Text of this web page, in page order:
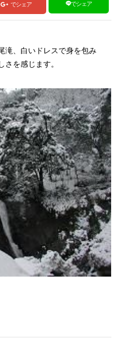
でシェア でシェア
滝、白いドレスで身を包み
を感じます。